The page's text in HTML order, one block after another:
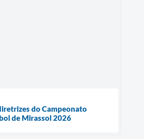
do Campeonato
de Mirassol 2026